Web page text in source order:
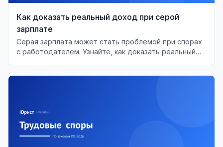
Как доказать реальный доход при серой
зарплате
Серая зарплата может стать проблемой при спорах
с работодателем. Узнайте, как доказать реальный